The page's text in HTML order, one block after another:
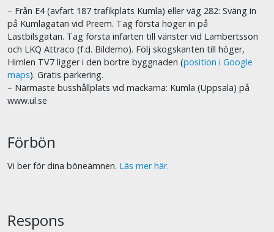
– Från E4 (avfart 187 trafikplats Kumla) eller väg 282: Sväng in
på Kumlagatan vid Preem. Tag första höger in på
Lastbilsgatan. Tag första infarten till vänster vid Lambertsson
och LKQ Attraco (f.d. Bildemo). Följ skogskanten till höger,
Himlen TV7 ligger i den bortre byggnaden (position i Google
maps). Gratis parkering.
– Närmaste busshållplats vid mackarna: Kumla (Uppsala) på
www.ul.se
Förbön
Vi ber för dina böneämnen. Läs mer här.
Respons